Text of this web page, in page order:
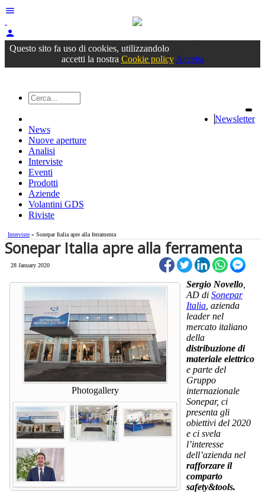
menu
person
Accedioppure registrati
Questo sito fa uso di cookies, utilizzandolo
accetti la nostra Cookie policy Accetta
Newsletter
News
Nuove aperture
Analisi
Interviste
Eventi
Prodotti
Aziende
Volantini GDS
Riviste
Interviste » Sonepar Italia apre alla ferramenta
Sonepar Italia apre alla ferramenta
28 January 2020
Photogallery
Sergio Novello
AD di Sonepar
Italia , azienda
leader nel
mercato italiano
della
distribuzione di
materiale elettrico
e parte del
Gruppo
internazionale
Sonepar, ci
presenta gli
obiettivi del 2020
e ci svela
l’interesse
dell’azienda nel
rafforzare il
comparto
safety&tools.